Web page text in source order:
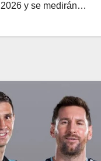
2026 y se medirán…